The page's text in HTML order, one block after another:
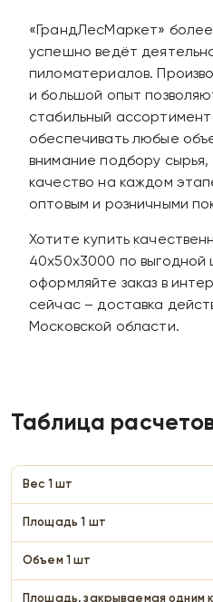
«ГрандЛесМаркет»
успешно ведёт
пиломатериалов.
и большой опыт
стабильный
обеспечивать любые
внимание подбору
качество на каждом
оптовым и розничными
Хотите купить
40х50х3000 по выгодной
оформляйте заказ в
сейчас – доставка
Московской области.
Таблица